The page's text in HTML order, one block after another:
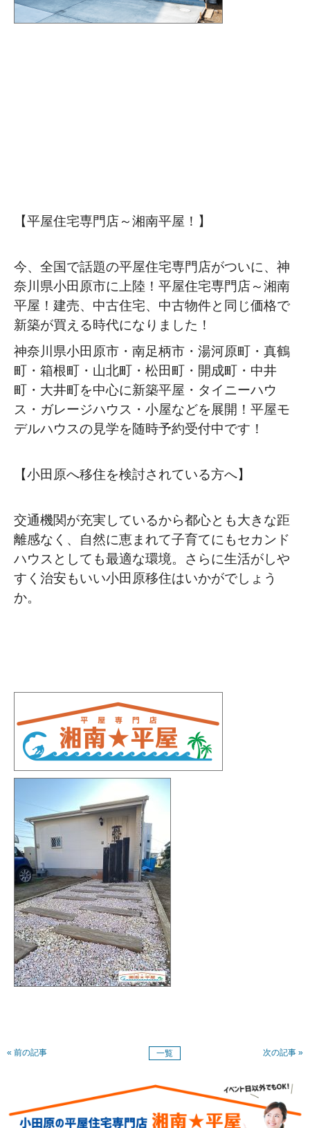
【平屋住宅専門店～湘南平屋！】
今、全国で話題の平屋住宅専門店がついに、神
奈川県小田原市に上陸！平屋住宅専門店～湘南
平屋！建売、中古住宅、中古物件と同じ価格で
新築が買える時代になりました！
神奈川県小田原市・南足柄市・湯河原町・真鶴
町・箱根町・山北町・松田町・開成町・中井
町・大井町を中心に新築平屋・タイニーハウ
ス・ガレージハウス・小屋などを展開！平屋モ
デルハウスの見学を随時予約受付中です！
【小田原へ移住を検討されている方へ】
交通機関が充実しているから都心とも大きな距
離感なく、自然に恵まれて子育てにもセカンド
ハウスとしても最適な環境。さらに生活がしや
すく治安もいい小田原移住はいかがでしょう
か。
« 前の記事 一覧 次の記事 »